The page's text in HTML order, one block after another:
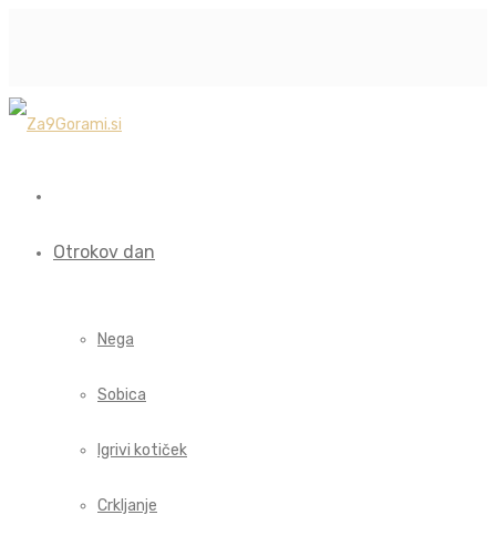
Otrokov dan
Nega
Sobica
Igrivi kotiček
Crkljanje